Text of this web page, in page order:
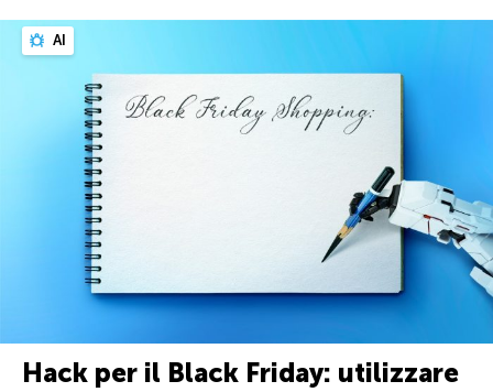
AI
Hack per il Black Friday: utilizzare